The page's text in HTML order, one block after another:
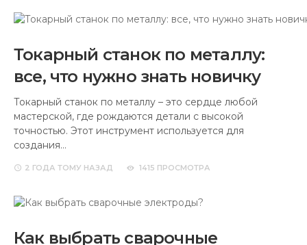
Токарный станок по металлу:
все, что нужно знать новичку
Токарный станок по металлу – это сердце любой
мастерской, где рождаются детали с высокой
точностью. Этот инструмент используется для
создания…
2 ГОДА ТОМУ НАЗАД 1415 ПРОСМОТРА
Как выбрать сварочные